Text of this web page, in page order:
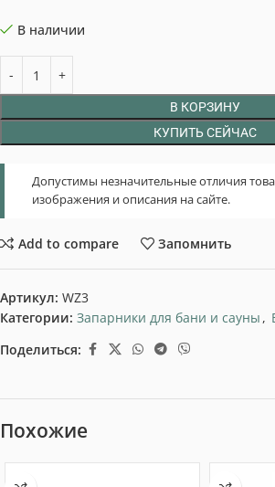
В наличии
В КОРЗИНУ
КУПИТЬ СЕЙЧАС
Допустимы незначительные отличия
изображения и описания на сайте.
Add to compare Запомнить
Артикул: WZ3
Категории: Запарники для бани и сауны ,
Поделиться:
Похожие